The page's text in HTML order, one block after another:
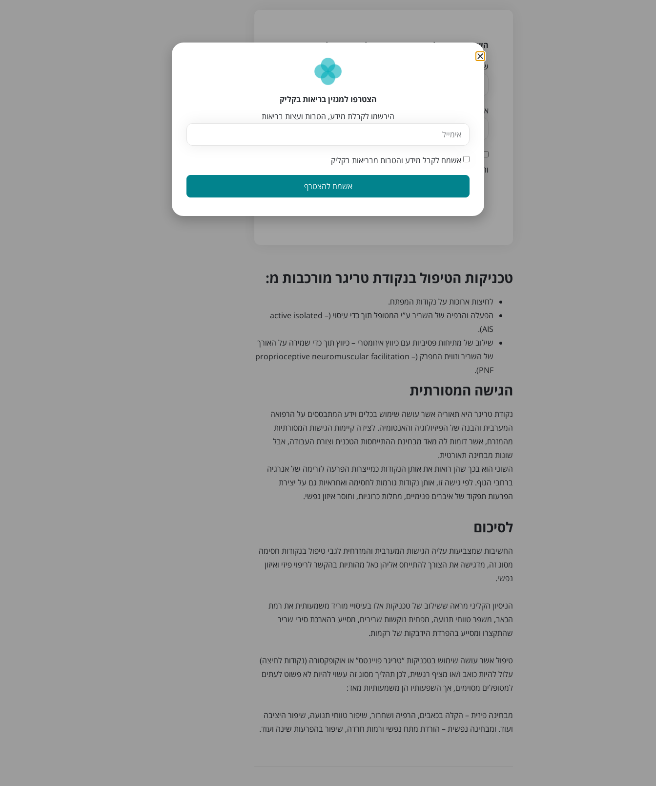
השאירו פרטים להתייעצות עם אסף לביא – מטפל בעיסוי רפואי
שם מלא
אימייל
צרפו אותי לרשימת הדיוור של בריאות בקליק לקבלת מידע שימושי
והטבות
שליחה
טכניקות הטיפול בנקודת טריגר מורכבות מ:
לחיצות ארוכות על נקודות המפתח.
הפעלה והרפיה של השריר ע”י המטופל תוך כדי עיסוי (active isolated –
AIS).
שילוב של מתיחות פסיביות עם כיווץ איזומטרי – כיווץ תוך כדי שמירה על האורך
של השריר וזווית המפרק (proprioceptive neuromuscular facilitation –
PNF).
הגישה המסורתית
נקודת טריגר היא תאוריה אשר עושה שימוש בכלים וידע המתבססים על הרפואה
המערבית והבנה של הפיזיולוגיה והאנטומיה. לצידה קיימות הגישות המסורתיות
מהמזרח, אשר דומות לה מאד מבחינת ההתייחסות הטכנית וצורת העבודה, אבל
שונות מבחינה תאורטית.
השוני הוא בכך שהן רואות את אותן הנקודות כמייצרות הפרעה לזרימה של אנרגיה
ברחבי הגוף. לפי גישה זו, אותן נקודות גורמות לחסימה ואחראיות גם על יצירת
הפרעות תפקוד של איברים פנימיים, מחלות כרוניות, וחוסר איזון נפשי.
לסיכום
החשיבות שמצביעות עליה הגישות המערבית והמזרחית לגבי טיפול בנקודות חסימה
מסוג זה, מדגישה את הצורך להתייחס אליהן כאל מהותיות בהקשר לריפוי פיזי ואיזון
נפשי.
הניסיון הקליני מראה ששילוב של טכניקות אלו בעיסויי מוריד משמעותית את רמת
הכאב, משפר טווחי תנועה, מפחית נוקשות שרירים, מסייע בהארכת סיבי שריר
שהתקצרו ומסייע בהפרדת הידבקות של רקמות.
טיפול אשר עושה שימוש בטכניקות “טריגר פויינטס” או אוקופקסורה (נקודות לחיצה)
עלול להיות כואב ו/או מציף רגשית, לכן תהליך מסוג זה עשוי להיות לא פשוט לעתים
למטופלים מסוימים, אך השפעותיו הן משמעותיות מאד:
מבחינה פיזית – הקלה בכאבים, הרפיה ושחרור, שיפור טווחי תנועה, שיפור היציבה
ועוד. ומבחינה נפשית – הורדת מתח נפשי ורמות חרדה, שיפור בהפרעות שינה ועוד.
הצטרפו למגזין בריאות בקליק
הירשמו לקבלת מידע, הטבות ועצות בריאות
אשמח לקבל מידע והטבות מבריאות בקליק
אשמח להצטרף